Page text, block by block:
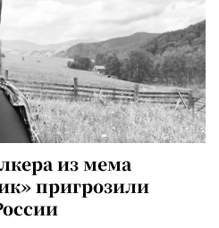
из мема
пригрозили